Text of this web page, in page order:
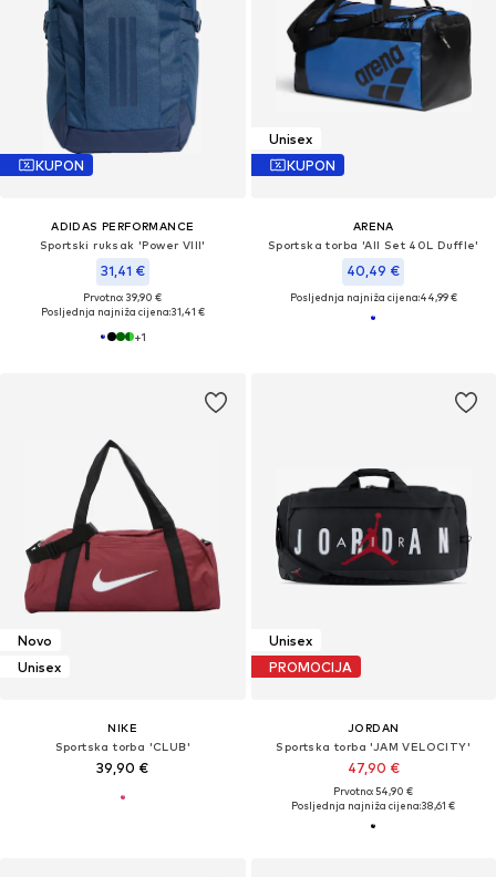
KUPON
ADIDAS PERFORMANCE
Sportski ruksak 'Power VIII'
31,41 €
Prvotno: 39,90 €
Posljednja najniža cijena:31,41 €
+1
Unisex
KUPON
ARENA
Sportska torba 'All Set 40L Duffle'
40,49 €
Posljednja najniža cijena:44,99 €
Novo
Unisex
NIKE
Sportska torba 'CLUB'
39,90 €
Unisex
PROMOCIJA
JORDAN
Sportska torba 'JAM VELOCITY'
47,90 €
Prvotno: 54,90 €
Posljednja najniža cijena:38,61 €